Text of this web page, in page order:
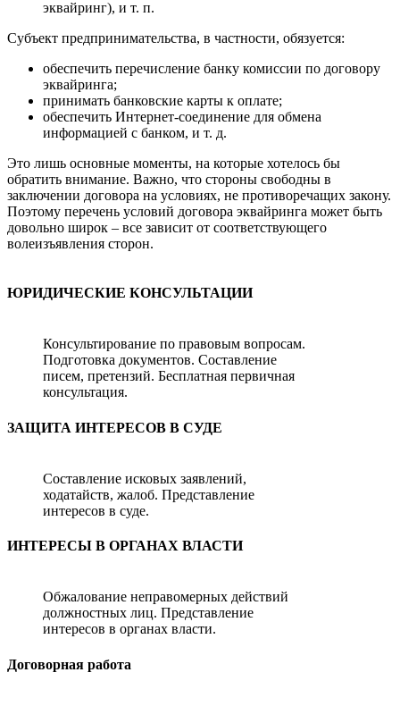
эквайринг), и т. п.
Субъект предпринимательства, в частности, обязуется:
обеспечить перечисление банку комиссии по договору
эквайринга;
принимать банковские карты к оплате;
обеспечить Интернет-соединение для обмена
информацией с банком, и т. д.
Это лишь основные моменты, на которые хотелось бы
обратить внимание. Важно, что стороны свободны в
заключении договора на условиях, не противоречащих закону.
Поэтому перечень условий договора эквайринга может быть
довольно широк – все зависит от соответствующего
волеизъявления сторон.
ЮРИДИЧЕСКИЕ КОНСУЛЬТАЦИИ
Консультирование по правовым вопросам.
Подготовка документов. Составление
писем, претензий. Бесплатная первичная
консультация.
ЗАЩИТА ИНТЕРЕСОВ В СУДЕ
Составление исковых заявлений,
ходатайств, жалоб. Представление
интересов в суде.
ИНТЕРЕСЫ В ОРГАНАХ ВЛАСТИ
Обжалование неправомерных действий
должностных лиц. Представление
интересов в органах власти.
Договорная работа